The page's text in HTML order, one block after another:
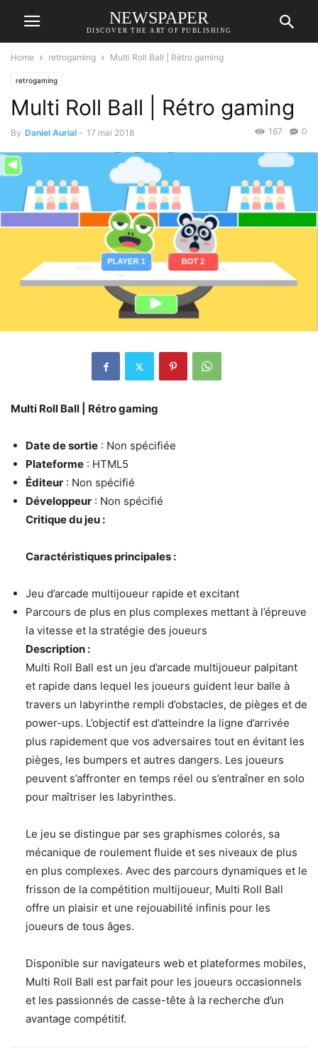
NEWSPAPER
DISCOVER THE ART OF PUBLISHING
Home retrogaming Multi Roll Ball | Rétro gaming
retrogaming
Multi Roll Ball | Rétro gaming
By Daniel Aurial - 17 mai 2018 0
167
Multi Roll Ball | Rétro gaming
Date de sortie : Non spécifiée
Plateforme : HTML5
Éditeur : Non spécifié
Développeur : Non spécifié
Critique du jeu :
Caractéristiques principales :
Jeu d’arcade multijoueur rapide et excitant
Parcours de plus en plus complexes mettant à l’épreuve
la vitesse et la stratégie des joueurs
Description :
Multi Roll Ball est un jeu d’arcade multijoueur palpitant
et rapide dans lequel les joueurs guident leur balle à
travers un labyrinthe rempli d’obstacles, de pièges et de
power-ups. L’objectif est d’atteindre la ligne d’arrivée
plus rapidement que vos adversaires tout en évitant les
pièges, les bumpers et autres dangers. Les joueurs
peuvent s’affronter en temps réel ou s’entraîner en solo
pour maîtriser les labyrinthes.
Le jeu se distingue par ses graphismes colorés, sa
mécanique de roulement fluide et ses niveaux de plus
en plus complexes. Avec des parcours dynamiques et le
frisson de la compétition multijoueur, Multi Roll Ball
offre un plaisir et une rejouabilité infinis pour les
joueurs de tous âges.
Disponible sur navigateurs web et plateformes mobiles,
Multi Roll Ball est parfait pour les joueurs occasionnels
et les passionnés de casse-tête à la recherche d’un
avantage compétitif.